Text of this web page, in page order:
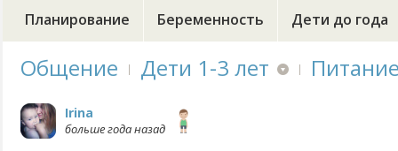
Планирование Беременность Дети до года
Общение Дети 1-3 лет
Irina
больше года назад